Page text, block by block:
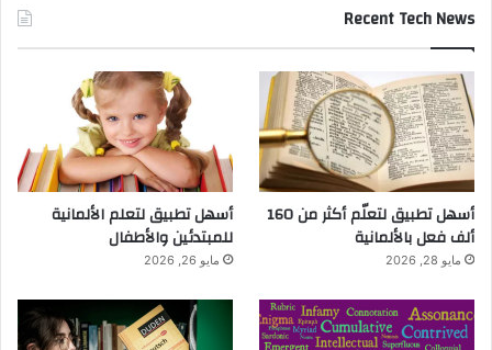
Recent Tech News
أسهل تطبيق لتعلّم أكثر من 160
ألف فعل بالألمانية
مايو 28, 2026
أسهل تطبيق لتعلم الألمانية
للمبتدئين والأطفال
مايو 26, 2026